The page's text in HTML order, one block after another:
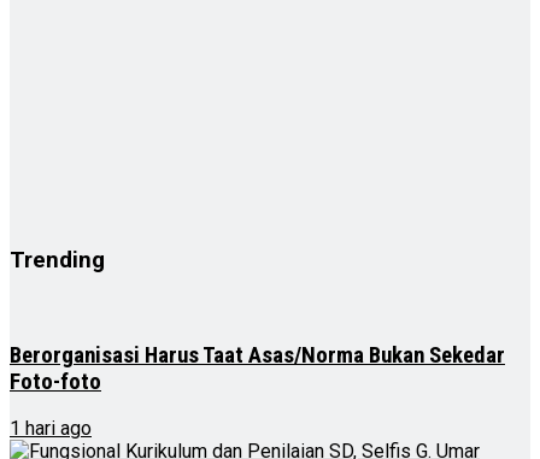
Trending
Berorganisasi Harus Taat Asas/Norma Bukan Sekedar
Foto-foto
1 hari ago